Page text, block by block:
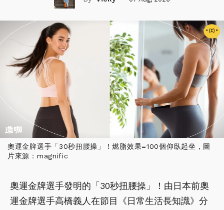
奧運金牌選手「30秒扭腰操」！燃脂效果=100個仰臥起坐，圖
片來源：magnific
奧運金牌選手發明的「30秒扭腰操」！由日本前奧
運金牌選手高橋義人在節目《日常生活長知識》分